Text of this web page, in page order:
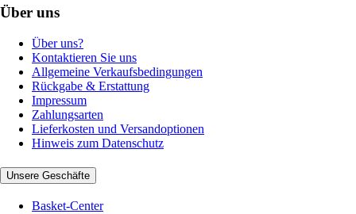
Über uns
Über uns?
Kontaktieren Sie uns
Allgemeine Verkaufsbedingungen
Rückgabe & Erstattung
Impressum
Zahlungsarten
Lieferkosten und Versandoptionen
Hinweis zum Datenschutz
Unsere Geschäfte
Basket-Center